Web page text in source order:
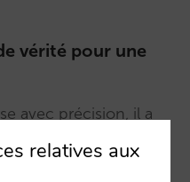
vérité pour une
avec précision, il a
d’IA. Il a
structurée qui
relatives aux